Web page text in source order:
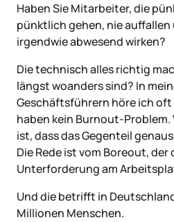
Haben Sie Mitarbeiter, die
pünktlich gehen, nie
irgendwie abwesend wirken?
Die technisch alles richtig
längst woanders sind? In
Geschäftsführern höre ich
haben kein Burnout-Problem.
ist, dass das Gegenteil
Die Rede ist vom Boreout,
Unterforderung am
Und die betrifft in
Millionen Menschen.